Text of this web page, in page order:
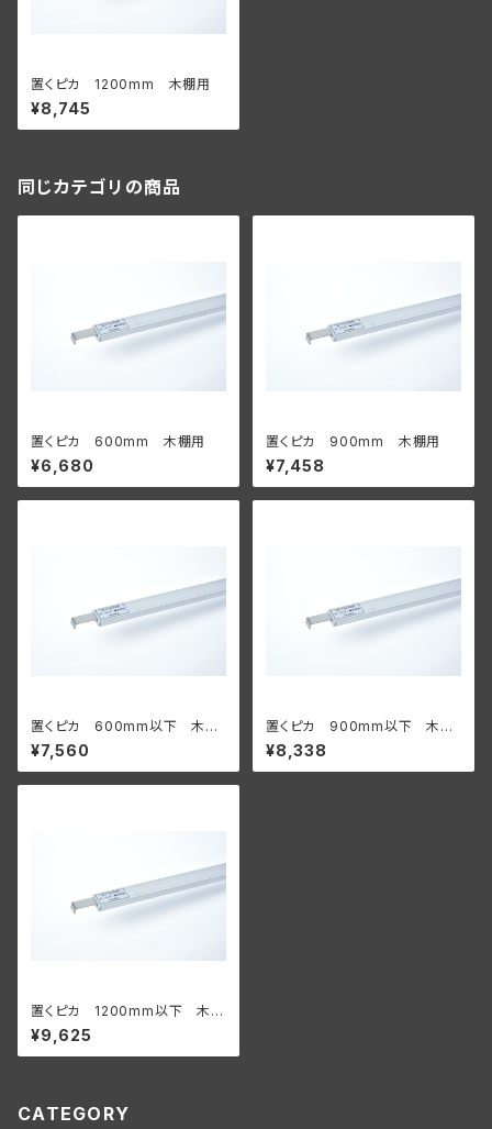
置くピカ 1200mm 木棚用
¥8,745
同じカテゴリの商品
置くピカ 600mm 木棚用
¥6,680
置くピカ 900mm 木棚用
¥7,458
置くピカ 600mm以下 木棚
用【サイズオーダー】
¥7,560
置くピカ 900mm以下 木棚
用 【サイズオーダー】
¥8,338
置くピカ 1200mm以下 木棚
用 【サイズオーダー】
¥9,625
CATEGORY